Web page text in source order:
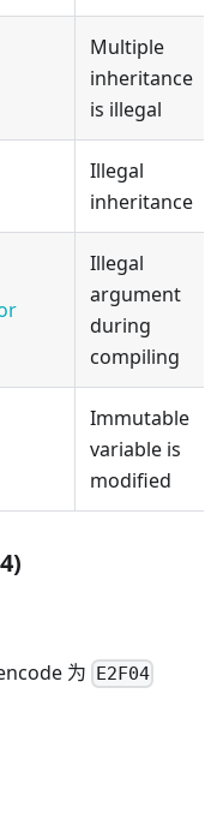
Multiple
inheritance
is illegal
Illegal
inheritance
Illegal
argument
during
compiling
Immutable
variable is
modified
为 E2F04